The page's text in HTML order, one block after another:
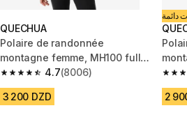
QUECHUA
Polaire de randonnée
montagne femme, MH100 full
zip bleu 4.7
4.7 out of 5 stars from 8006 reviews
(8006)
3 200 DZD
دائمة
zip
4.7
2